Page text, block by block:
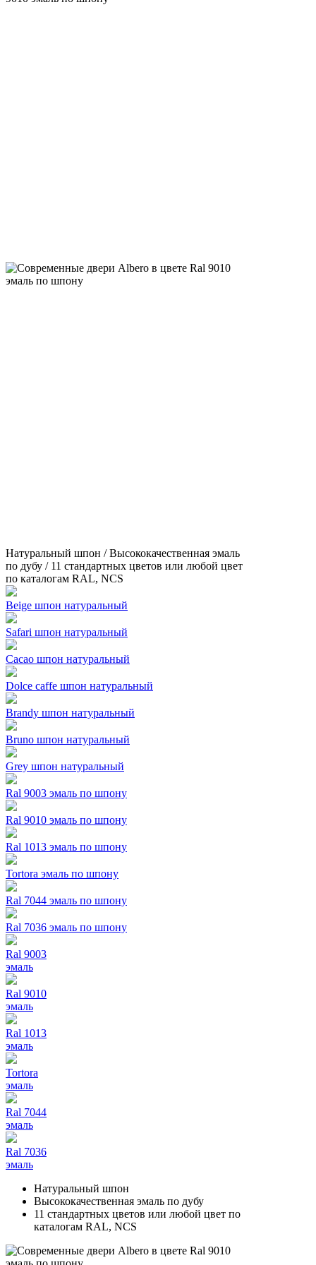
Натуральный шпон / Высококачественная эмаль
по дубу / 11 стандартных цветов или любой цвет
по каталогам RAL, NCS
Beige шпон натуральный
Safari шпон натуральный
Cacao шпон натуральный
Dolce caffe шпон натуральный
Brandy шпон натуральный
Bruno шпон натуральный
Grey шпон натуральный
Ral 9003 эмаль по шпону
Ral 9010 эмаль по шпону
Ral 1013 эмаль по шпону
Tortora эмаль по шпону
Ral 7044 эмаль по шпону
Ral 7036 эмаль по шпону
Ral 9003
эмаль
Ral 9010
эмаль
Ral 1013
эмаль
Tortora
эмаль
Ral 7044
эмаль
Ral 7036
эмаль
Натуральный шпон
Высококачественная эмаль по дубу
11 стандартных цветов или любой цвет по
каталогам RAL, NCS